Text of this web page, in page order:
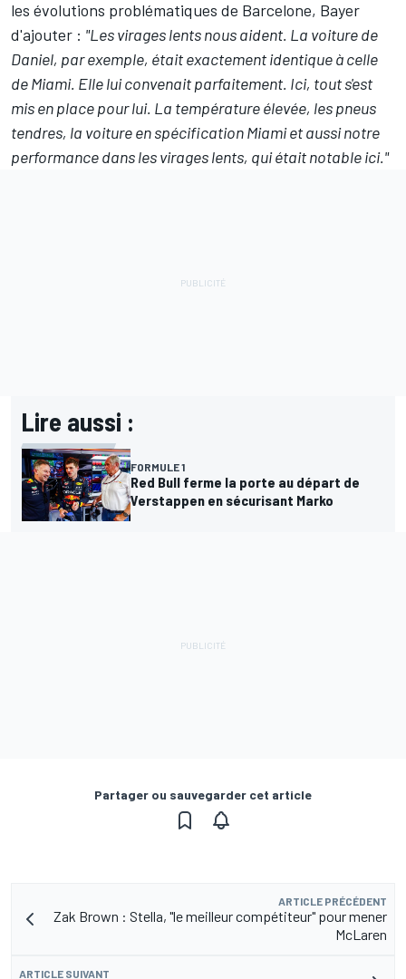
les évolutions problématiques de Barcelone, Bayer
d'ajouter : "Les virages lents nous aident. La voiture de
Daniel, par exemple, était exactement identique à celle
de Miami. Elle lui convenait parfaitement. Ici, tout s'est
mis en place pour lui. La température élevée, les pneus
tendres, la voiture en spécification Miami et aussi notre
performance dans les virages lents, qui était notable ici."
Lire aussi :
FORMULE 1
Red Bull ferme la porte au départ de
Verstappen en sécurisant Marko
Partager ou sauvegarder cet article
ARTICLE PRÉCÉDENT
Zak Brown : Stella, "le meilleur compétiteur" pour mener
McLaren
ARTICLE SUIVANT